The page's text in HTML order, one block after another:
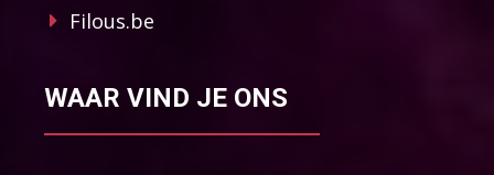
Filous.be
WAAR VIND JE ONS